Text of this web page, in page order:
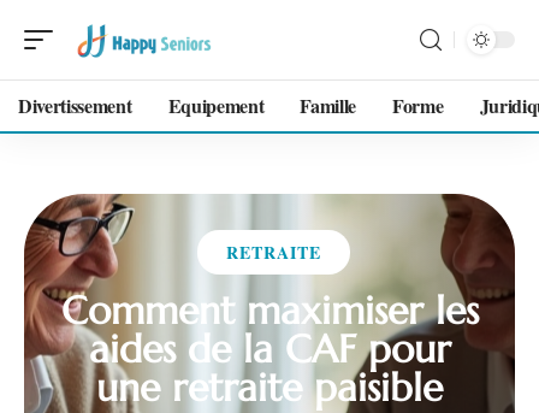
Divertissement Equipement Famille Forme
RETRAITE
Comment maximiser les
aides de la CAF pour
une retraite paisible